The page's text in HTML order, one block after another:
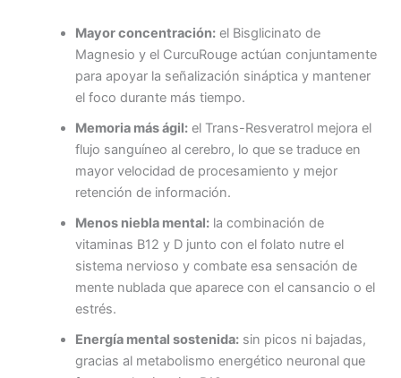
Mayor concentración:el Bisglicinato de
Magnesio y el CurcuRouge actúan conjuntamente
para apoyar la señalización sináptica y mantener
el foco durante más tiempo.
Memoria más ágil:el Trans-Resveratrol mejora el
flujo sanguíneo al cerebro, lo que se traduce en
mayor velocidad de procesamiento y mejor
retención de información.
Menos niebla mental:la combinación de
vitaminas B12 y D junto con el folato nutre el
sistema nervioso y combate esa sensación de
mente nublada que aparece con el cansancio o el
estrés.
Energía mental sostenida:sin picos ni bajadas,
gracias al metabolismo energético neuronal que